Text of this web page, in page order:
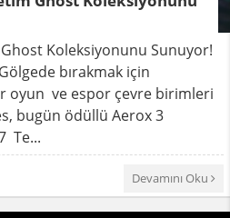
Ghost Koleksiyonunu Sunuyor!
bırakmak için
oyun ve espor çevre birimleri
bugün ödüllü Aerox 3
Te...
Devamını Oku